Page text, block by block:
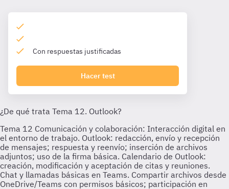
Con respuestas justificadas
Hacer test